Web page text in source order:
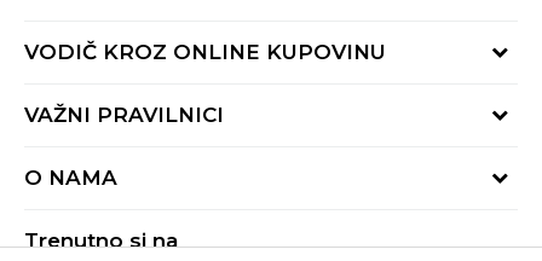
Provjeri status porudžbine
Radno vrijeme 9-16h
VODIČ KROZ ONLINE KUPOVINU
Načini isporuke
Reklamacije
VAŽNI PRAVILNICI
Pravila Sport&Bonus programa
O NAMA
Trenutno si na